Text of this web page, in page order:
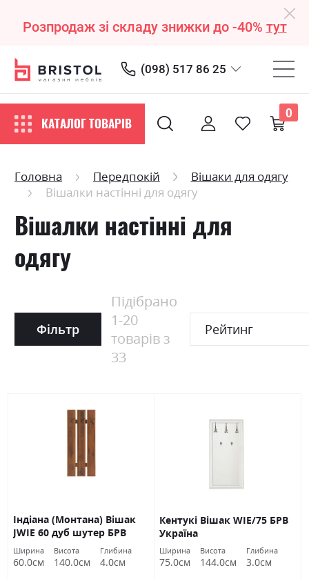
Розпродаж зі складу знижки до -40% тут
(098) 517 86 25
КАТАЛОГ ТОВАРІВ
0
Головна Передпокій
Вішаки для одягу
Вішалки настінні для одягу
Вішалки настінні для
одягу
Фільтр
Підібрано
1-20
товарів з
33
Рейтинг
Індіана (Монтана) Вішак
JWIE 60 дуб шутер БРВ
Україна
Ширина
60.0см
Висота
140.0см
Глибина
4.0см
Кентукі Вішак WIE/75 БРВ
Україна
Ширина
75.0см
Висота
144.0см
Глибина
3.0см